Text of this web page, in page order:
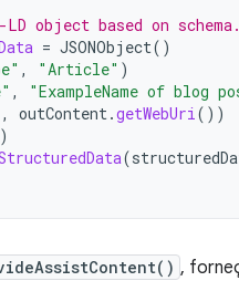
LD object based on
= JSONObject()
, "Article" )
, "ExampleName of blog
, outContent.getWebUri())
(
,